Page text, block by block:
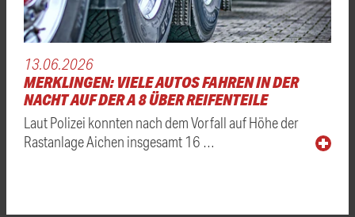
13.06.2026
MERKLINGEN: VIELE AUTOS FAHREN IN DER
NACHT AUF DER A 8 ÜBER REIFENTEILE
Laut Polizei konnten nach dem Vorfall auf Höhe der
Rastanlage Aichen insgesamt 16 …